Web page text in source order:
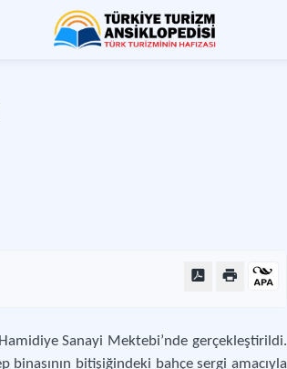
Sanayi Mektebi’nde gerçekleştirildi.
bitişiğindeki bahçe sergi amacıyla